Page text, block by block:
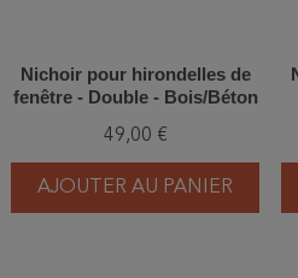
Nichoir pour hirondelles de
fenêtre - Double - Bois/Béton
312/6)
49,00 €
AJOUTER AU PANIER